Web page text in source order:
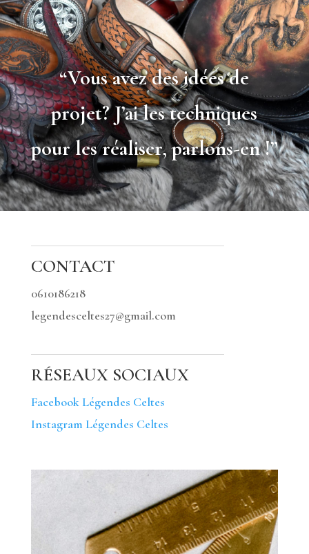
“Vous avez des idées de
projet? J’ai les techniques
pour les réaliser, parlons-en !”
CONTACT
0610186218
legendesceltes27@gmail.com
RÉSEAUX SOCIAUX
Facebook Légendes Celtes
Instagram Légendes Celtes